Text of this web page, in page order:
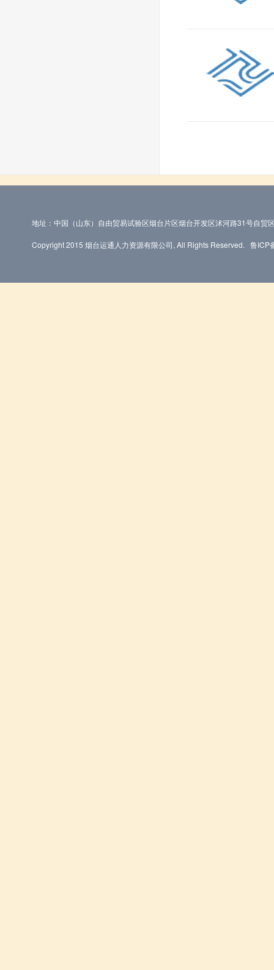
地址：中国（山东）自由贸易试验区烟台片区烟台开发区沭河路31号自贸
Copyright 2015 烟台运通人力资源有限公司, All Rights Reserved. 鲁ICP